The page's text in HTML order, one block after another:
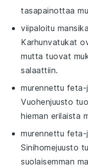
tasapainottaa
viipaloitu
Karhunvatukat
mutta tuovat
salaattiin.
murennettu feta-
Vuohenjuusto
hieman erilaista
murennettu feta-
Sinihomejuusto
suolaisemman